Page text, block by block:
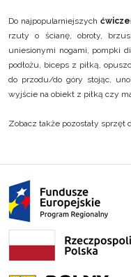
Do najpopularniejszych
rzuty o ścianę, obroty,
uniesionymi nogami, pompki
podłożu, biceps z piłką,
do przodu/do góry stojąc,
wyjście na obiekt z piłką czy
Zobacz także pozostały sprzęt